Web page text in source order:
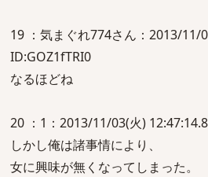
19 ：気まぐれ774さん：2013/11/
ID:GOZ1fTRI0
なるほどね
20 ：1：2013/11/03(火)
しかし俺は諸事情により、
女に興味が無くなってしまった。